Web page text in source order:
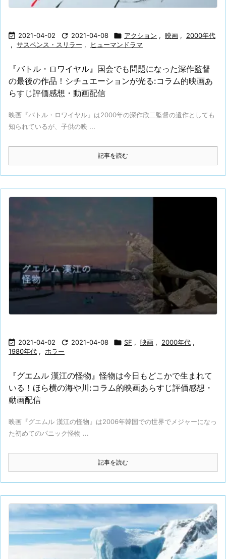
 2021-04-02  2021-04-08  アクション , 映画 ,
2000年代
, サスペンス・スリラー , ヒューマンドラマ
『バトル・ロワイヤル』国会でも問題になった深作監督
の最後の作品！シチュエーションが光る:コラム的映画あ
らすじ評価感想・動画配信
映画『バトル・ロワイヤル』は2000年の深作欣二監督の遺作としても
知られているが、子供の映 ...
記事を読む
 2021-04-02  2021-04-08  SF , 映画 , 2000年代 ,
1980年代 , ホラー
『グエムル 漢江の怪物』怪物は今日もどこかで生まれて
いる！ほら横の海や川:コラム的映画あらすじ評価感想・
動画配信
映画『グエムル 漢江の怪物』は2006年韓国での世界でメジャーになっ
た初めてのパニック怪物 ...
記事を読む